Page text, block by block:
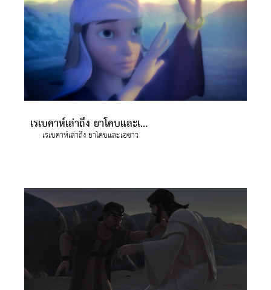
เรเบคาห์เล่าถึง ยาโคบและเอซาว
เรเบคาห์เล่าถึง ยาโคบและเอซาว